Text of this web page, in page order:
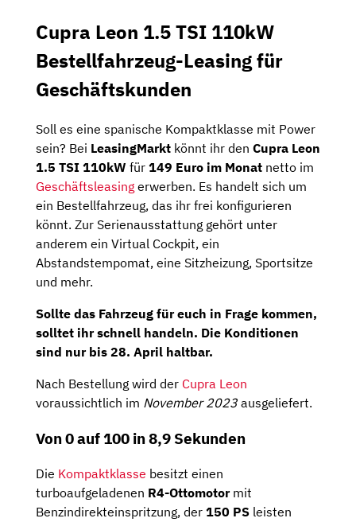
Cupra Leon 1.5 TSI 110kW
Bestellfahrzeug-Leasing für
Geschäftskunden
Soll es eine spanische Kompaktklasse mit Power
sein? Bei LeasingMarkt könnt ihr den Cupra Leon
1.5 TSI 110kW für 149 Euro im Monat netto im
Geschäftsleasing erwerben. Es handelt sich um
ein Bestellfahrzeug, das ihr frei konfigurieren
könnt. Zur Serienausstattung gehört unter
anderem ein Virtual Cockpit, ein
Abstandstempomat, eine Sitzheizung, Sportsitze
und mehr.
Sollte das Fahrzeug für euch in Frage kommen,
solltet ihr schnell handeln. Die Konditionen
sind nur bis 28. April haltbar.
Nach Bestellung wird der Cupra Leon
voraussichtlich im November 2023 ausgeliefert.
Von 0 auf 100 in 8,9 Sekunden
Die Kompaktklasse besitzt einen
turboaufgeladenen R4-Ottomotormit
Benzindirekteinspritzung, der 150 PS leisten